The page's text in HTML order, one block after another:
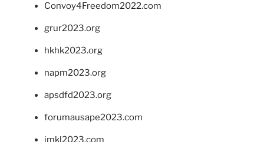
Convoy4Freedom2022.com
grur2023.org
hkhk2023.org
napm2023.org
apsdfd2023.org
forumausape2023.com
imkl2023.com